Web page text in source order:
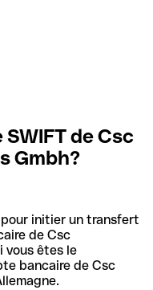
de Csc
Gmbh?
initier un transfert
de Csc
vous êtes le
bancaire de Csc